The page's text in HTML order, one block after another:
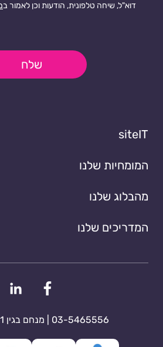
דוא"ל, שיחה טלפונית, הודעות וכן לאמור ב
שלח
siteIT
המומחיות שלנו
מהבלוג שלנו
המדריכים שלנו
03-5465556 | מנחם בגין 121, תל אביב